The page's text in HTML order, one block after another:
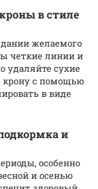
в стиле
желаемого
четкие линии и
удаляйте сухие
крону с помощью
в виде
и
особенно
и осенью